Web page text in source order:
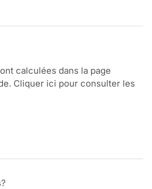
calculées dans la page
Cliquer ici pour consulter les